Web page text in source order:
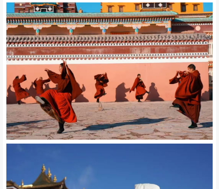
图| 活动实拍
PART
02
“吉尼斯级”的震撼
藏传寺庙建筑美学
///
❶
/ 各莫寺/
三大格鲁派寺院之一